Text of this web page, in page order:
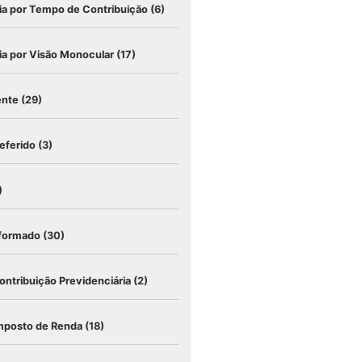
por Tempo de Contribuição (6)
por Visão Monocular (17)
(29)
(3)
(30)
Previdenciária (2)
de Renda (18)